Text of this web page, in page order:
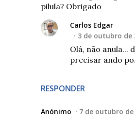
pilula? Obrigado
RESPONDER
Carlos Edgar
3 de outubro de
Olá, não anula...
precisar ando
Anónimo 7 de outubro de